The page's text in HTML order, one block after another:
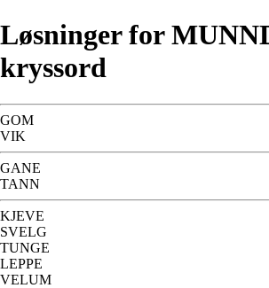
Løsninger for
kryssord
GOM
VIK
GANE
TANN
KJEVE
SVELG
TUNGE
LEPPE
VELUM